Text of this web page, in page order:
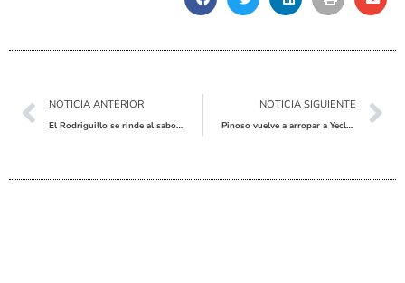
AntNOTICIA ANTERIOR
El Rodriguillo se rinde al sabor de la tradición en su concurso de gachamigas
NOTICIA SIGUIENTE
Pinoso vuelve a arropar a Yecla en sus multitudinarias Fiestas de San Isidro